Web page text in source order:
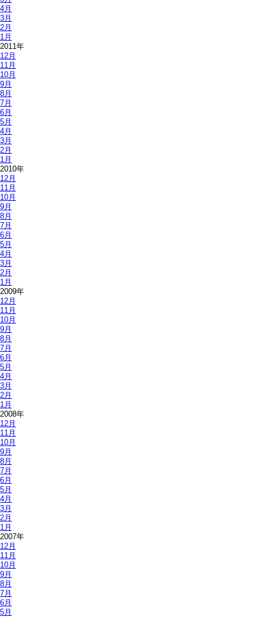
4月
3月
2月
1月
2011年
12月
11月
10月
9月
8月
7月
6月
5月
4月
3月
2月
1月
2010年
12月
11月
10月
9月
8月
7月
6月
5月
4月
3月
2月
1月
2009年
12月
11月
10月
9月
8月
7月
6月
5月
4月
3月
2月
1月
2008年
12月
11月
10月
9月
8月
7月
6月
5月
4月
3月
2月
1月
2007年
12月
11月
10月
9月
8月
7月
6月
5月